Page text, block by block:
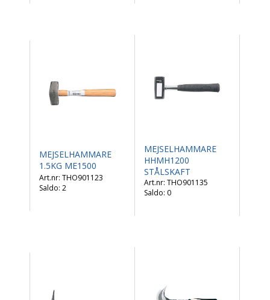
MEJSELHAMMARE
1.5KG ME1500
THO901123
Saldo: 2
MEJSELHAMMARE
HHMH1200
STÅLSKAFT
THO901135
Saldo: 0